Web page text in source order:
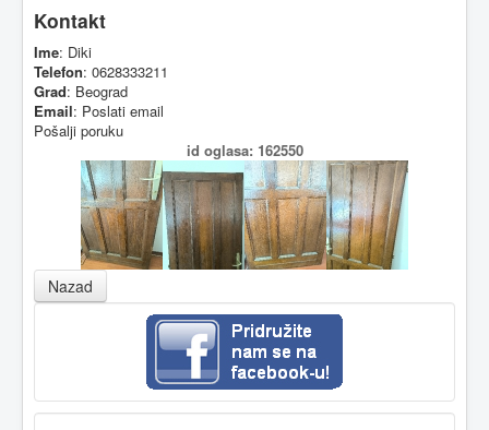
Kontakt
Ime: Diki
Telefon: 0628333211
Grad: Beograd
Email: Poslati email
Pošalji poruku
id oglasa: 162550
Nazad